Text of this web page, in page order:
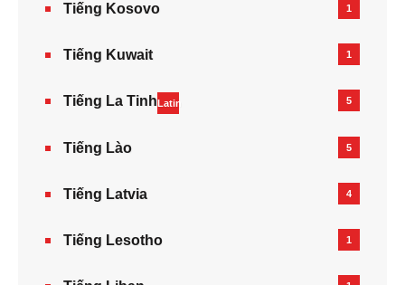
Tiếng Kosovo 1
Tiếng Kuwait 1
Tiếng La Tinh Latin 5
Tiếng Lào 5
Tiếng Latvia 4
Tiếng Lesotho 1